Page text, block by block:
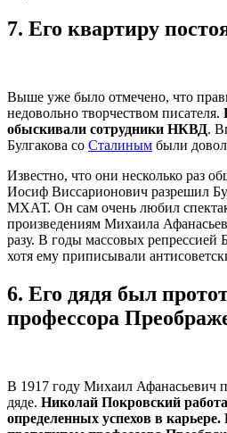
7. Его квартиру
Выше уже было отмечено, что
недовольно творчеством писателя.
обыскивали сотрудники НКВД.
Булгакова со Сталиным были
Известно, что они несколько раз
Иосиф Виссарионович разрешил
МХАТ. Он сам очень любил
произведениям Михаила
разу. В годы массовых репрессией
хотя ему приписывали
6. Его дядя был
профессора
В 1917 году Михаил Афанасьевич
дяде. Николай Покровский
определенных успехов в